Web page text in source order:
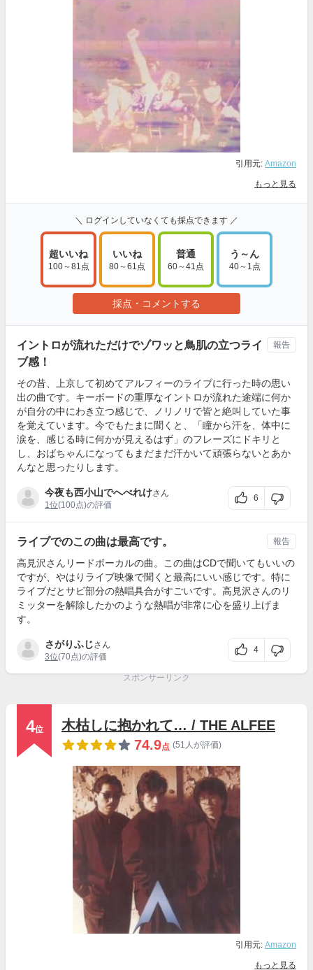
引用元: Amazon
もっと見る
＼ ログインしていなくても採点できます ／
超いいね
100～81点
いいね
80～61点
普通
60～41点
う～ん
40～1点
採点・コメントする
イントロが流れただけでゾワッと鳥肌の立つライ
ブ感！
その昔、上京して初めてアルフィーのライブに行った時の思い
出の曲です。キーボードの重厚なイントロが流れた途端に何か
が自分の中にわき立つ感じで、ノリノリで皆と絶叫していた事
を覚えています。今でもたまに聞くと、「瞳から汗を、体中に
涙を、感じる時に何かが見えるはず」のフレーズにドキリと
し、おばちゃんになってもまだまだ汗かいて頑張らないとあか
んなと思ったりします。
今夜も西小山でへべれけさん
1位(100点)の評価
6
報告
ライブでのこの曲は最高です。
高見沢さんリードボーカルの曲。この曲はCDで聞いてもいいの
ですが、やはりライブ映像で聞くと最高にいい感じです。特に
ライブだとサビ部分の熱唱具合がすごいです。高見沢さんのリ
ミッターを解除したかのような熱唱が非常に心を盛り上げま
す。
さがりふじさん
3位(70点)の評価
4
報告
スポンサーリンク
4位
木枯しに抱かれて… / THE ALFEE
74.9点 (51人が評価)
引用元: Amazon
もっと見る